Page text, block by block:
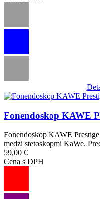
Obrázok
Fonendoskop KAWE
Fonendoskop KAWE
medzi stetoskopmi KaWe.
59,00 €
Cena s DPH